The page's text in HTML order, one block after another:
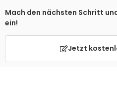
Mach den nächsten Schritt
ein!
Jetzt